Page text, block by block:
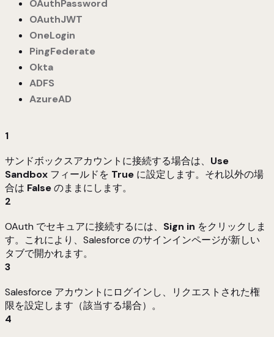
OAuthPassword
OAuthJWT
OneLogin
PingFederate
Okta
ADFS
AzureAD
1
サンドボックスアカウントに接続する場合は、 Use
Sandbox フィールドを True に設定します。それ以外の場
合は Falseのままにします。
2
OAuth でセキュアに接続するには、 Sign in をクリックしま
す。これにより、Salesforce のサインインページが新しい
タブで開かれます。
3
Salesforce アカウントにログインし、リクエストされた権
限を設定します（該当する場合）。
4